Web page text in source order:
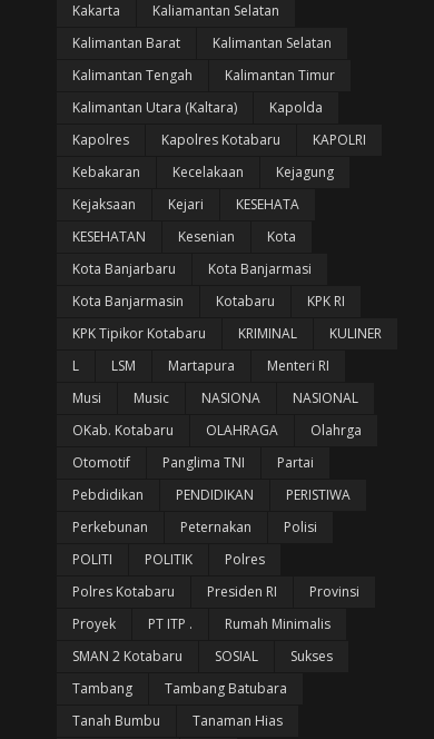
Kakarta
Kaliamantan Selatan
Kalimantan Barat
Kalimantan Selatan
Kalimantan Tengah
Kalimantan Timur
Kalimantan Utara (Kaltara)
Kapolda
Kapolres
Kapolres Kotabaru
KAPOLRI
Kebakaran
Kecelakaan
Kejagung
Kejaksaan
Kejari
KESEHATA
KESEHATAN
Kesenian
Kota
Kota Banjarbaru
Kota Banjarmasi
Kota Banjarmasin
Kotabaru
KPK RI
KPK Tipikor Kotabaru
KRIMINAL
KULINER
L
LSM Martapura
Menteri RI
Musi
Music NASIONA
NASIONAL
OKab. Kotabaru
OLAHRAGA
Olahrga
Otomotif
Panglima TNI
Partai
Pebdidikan
PENDIDIKAN
PERISTIWA
Perkebunan
Peternakan
Polisi
POLITI
POLITIK
Polres
Polres Kotabaru
Presiden RI
Provinsi
Proyek
PT ITP .
Rumah Minimalis
SMAN 2 Kotabaru
SOSIAL
Sukses
Tambang
Tambang Batubara
Tanah Bumbu
Tanaman Hias